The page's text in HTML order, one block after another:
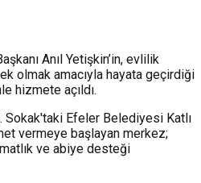
Anıl Yetişkin’in, evlilik
olmak amacıyla hayata geçirdiği
hizmete açıldı.
Efeler Belediyesi Katlı
vermeye başlayan merkez;
ve abiye desteği